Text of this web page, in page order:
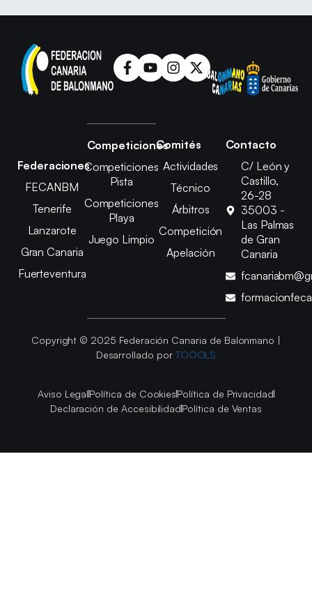
Federaciones
FECANBM
Tenerife
Lanzarote
Gran Canaria
Fuerteventura
Competiciones
Competiciones
Pista
Competiciones
Playa
Juego Limpio
Comités
Actividades
Técnico
Árbitros
Competición
Apelación
Contacto
C/ León y
Castillo,
26-28
35003 -
Las Palmas
de Gran
Canaria
Copyright © 2025 Federación Canaria de Balonmano |
Desarrollado por TOOOLS
Aviso LegalPolítica de CookiesPolítica de Privacidad
Declaración de AccesibilidadPolítica de Ventas